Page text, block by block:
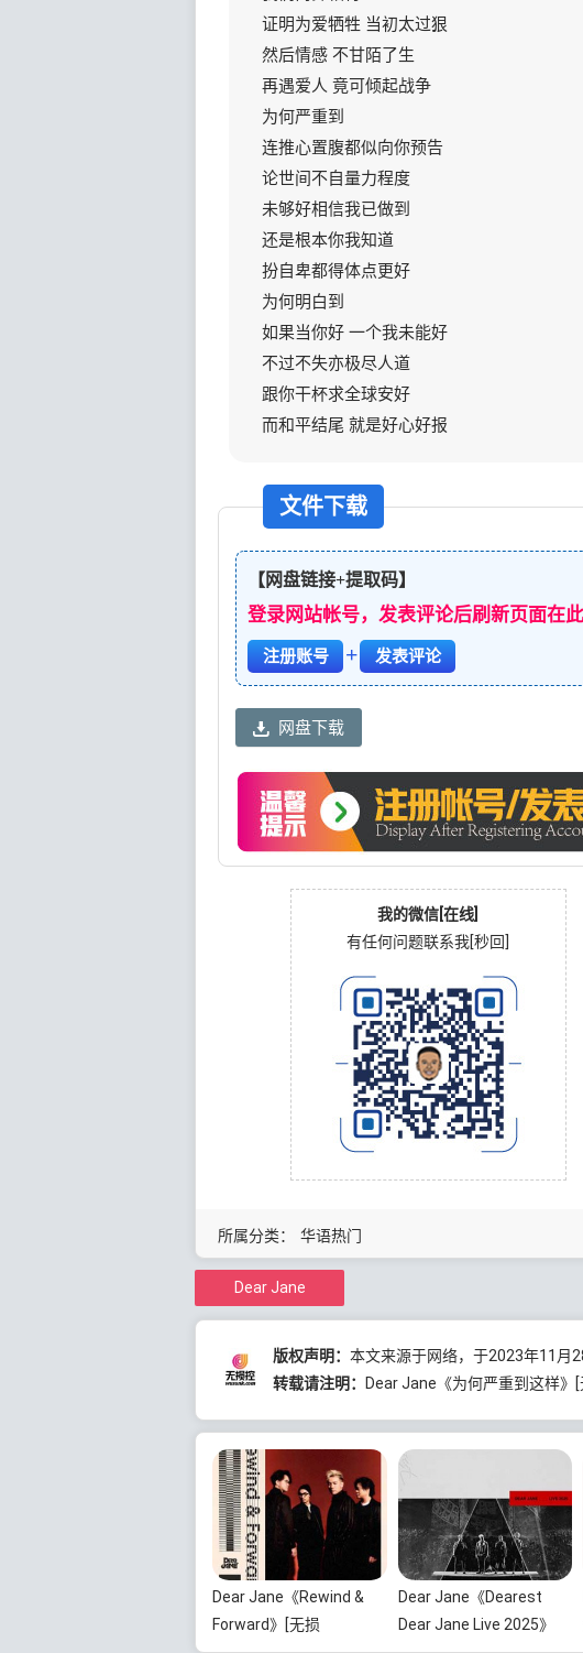
所属分类： 华语热门
证明为爱牺牲 当初太过狠
然后情感 不甘陌了生
再遇爱人 竟可倾起战争
为何严重到
连推心置腹都似向你预告
论世间不自量力程度
未够好相信我已做到
还是根本你我知道
扮自卑都得体点更好
为何明白到
如果当你好 一个我未能好
不过不失亦极尽人道
跟你干杯求全球安好
而和平结尾 就是好心好报
文件下载
【网盘链接+提取码】
登录网站帐号，发表评论后刷新页面在
注册账号 + 发表评论
网盘下载
我的微信[在线]
有任何问题联系我[秒回]
Dear Jane
版权声明： 本文来源于网络，于2023年11月
转载请注明：
Dear Jane《为何严重到这样
Dear Jane《Rewind &
Forward》[无损
Dear Jane《Dearest
Dear Jane Live 2025》